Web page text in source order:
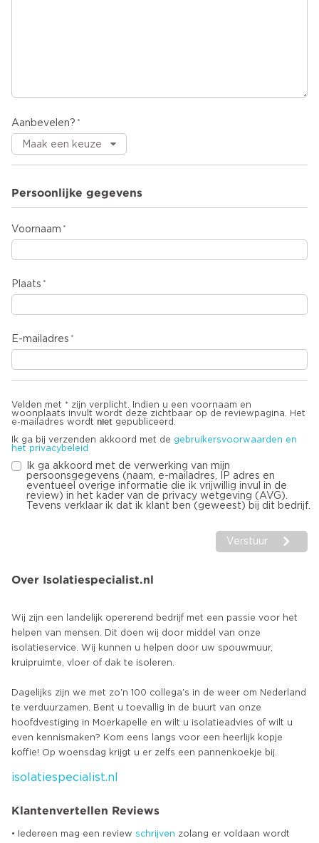
Aanbevelen?
Persoonlijke gegevens
Voornaam
Plaats
E-mailadres
Velden met * zijn verplicht. Indien u een voornaam en
woonplaats invult wordt deze zichtbaar op de reviewpagina. Het
e-mailadres wordt niet gepubliceerd.
Ik ga bij verzenden akkoord met de gebruikersvoorwaarden en
het privacybeleid
Ik ga akkoord met de verwerking van mijn
persoonsgegevens (naam, e-mailadres, IP adres en
eventueel overige informatie die ik vrijwillig invul in de
review) in het kader van de privacy wetgeving (AVG).
Tevens verklaar ik dat ik klant ben (geweest) bij dit bedrijf.
Verstuur
Over Isolatiespecialist.nl
Wij zijn een landelijk opererend bedrijf met een passie voor het
helpen van mensen. Dit doen wij door middel van onze
isolatieservice. Wij kunnen u helpen door uw spouwmuur,
kruipruimte, vloer of dak te isoleren.
Dagelijks zijn we met zo'n 100 collega's in de weer om Nederland
te verduurzamen. Bent u toevallig in de buurt van onze
hoofdvestiging in Moerkapelle en wilt u isolatieadvies of wilt u
even kennismaken? Kom eens langs voor een heerlijk kopje
isolatiespecialist.nl
Klantenvertellen Reviews
• Iedereen mag een review schrijven zolang er voldaan wordt